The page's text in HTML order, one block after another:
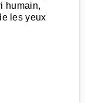
humain,
les yeux